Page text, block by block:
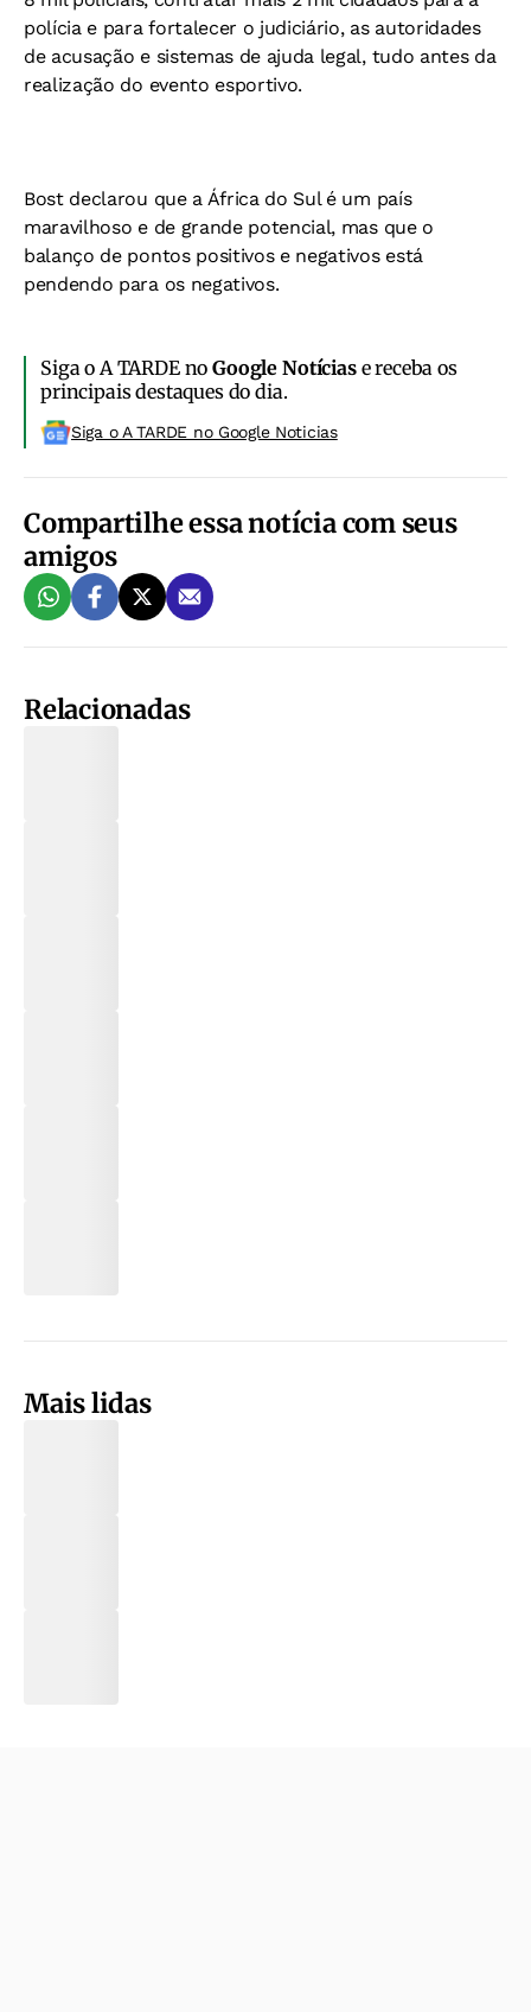
polícia e para fortalecer o judiciário, as autoridades
de acusação e sistemas de ajuda legal, tudo antes da
realização do evento esportivo.
Bost declarou que a África do Sul é um país
maravilhoso e de grande potencial, mas que o
balanço de pontos positivos e negativos está
pendendo para os negativos.
Siga o A TARDE noGoogle Notíciase receba os
principais destaques do dia.
Siga o A TARDE no Google Noticias
Compartilhe essa notícia com seus
amigos
Relacionadas
Mais lidas